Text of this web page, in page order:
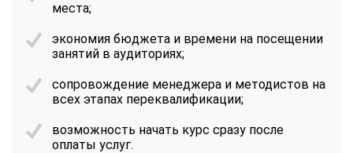
места;
экономия бюджета и времени на посещении
занятий в аудиториях;
сопровождение менеджера и методистов на
всех этапах переквалификации;
возможность начать курс сразу после
оплаты услуг.